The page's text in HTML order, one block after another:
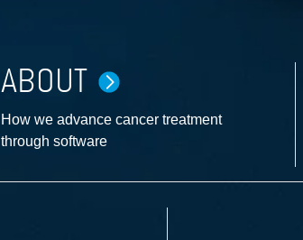
ABOUT
How we advance cancer treatment
through software